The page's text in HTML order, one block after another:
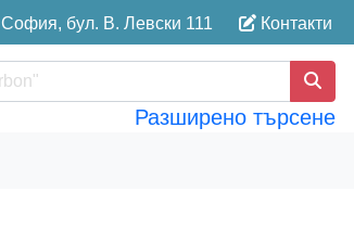
София, бул. В. Левски 111 Контакти
Разширено търсене